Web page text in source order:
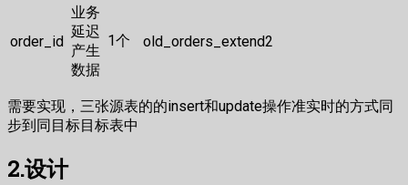
order_id
业务
延迟
产生
数据
1个 old_orders_extend2
需要实现，三张源表的的insert和update操作准实时的方式同
步到同目标目标表中
2.设计